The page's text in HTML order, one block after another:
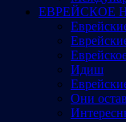
ЕВРЕЙСКОЕ
Идиш
Они